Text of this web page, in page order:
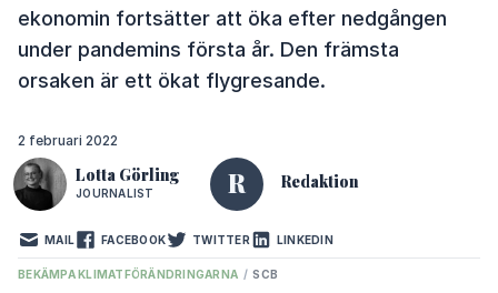
ekonomin fortsätter att öka efter nedgången
under pandemins första år. Den främsta
orsaken är ett ökat flygresande.
2 februari 2022
Lotta Görling
JOURNALIST R Redaktion
MAIL FACEBOOK TWITTER LINKEDIN
BEKÄMPA KLIMATFÖRÄNDRINGARNA / SCB